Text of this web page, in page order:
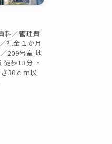
料／管理費
礼金１か月
209号室.地
徒歩13分 ・
30ｃｍ以